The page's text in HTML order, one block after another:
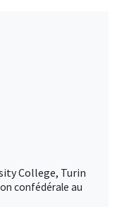
College, Turin
confédérale au